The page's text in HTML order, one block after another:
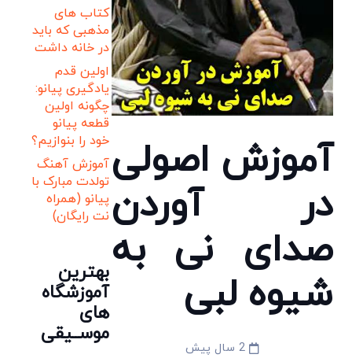
آموزش اصولی
در آوردن
صدای نی به
شیوه لبی
2 سال پیش
کتاب های
مذهبی که باید
در خانه داشت
اولین قدم
یادگیری پیانو:
چگونه اولین
قطعه پیانو
خود را بنوازیم؟
آموزش آهنگ
تولدت مبارک با
پیانو (همراه
نت رایگان)
بهترین
آموزشگاه
های
موســیقی